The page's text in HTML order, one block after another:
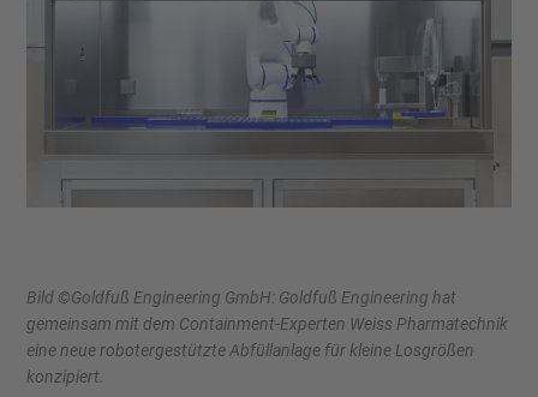
Bild ©Goldfuß Engineering GmbH: Goldfuß Engineering hat
gemeinsam mit dem Containment-Experten Weiss Pharmatechnik
eine neue robotergestützte Abfüllanlage für kleine Losgrößen
konzipiert.